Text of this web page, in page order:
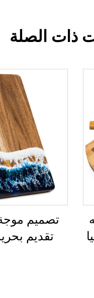
ذات الصلة
تصميم
تقديم